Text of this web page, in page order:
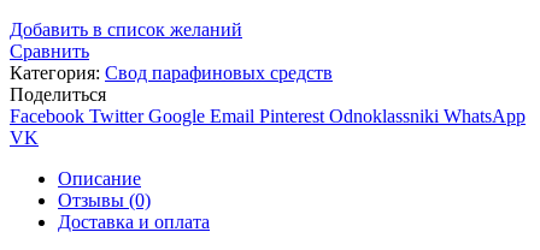
Добавить в список желаний
Сравнить
Категория: Свод парафиновых средств
Поделиться
Facebook Twitter Google Email Pinterest Odnoklassniki WhatsApp
VK
Описание
Отзывы (0)
Доставка и оплата